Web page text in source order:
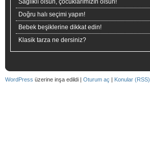
Sağlıklı olsun, çocuklarımızın olsun!
Doğru halı seçimi yapın!
Bebek beşiklerine dikkat edin!
Klasik tarza ne dersiniz?
WordPress üzerine inşa edildi | Oturum aç | Konular (RSS)